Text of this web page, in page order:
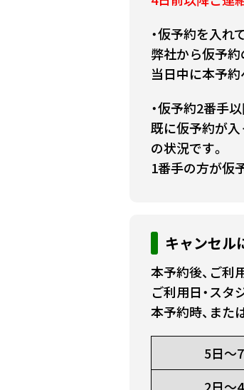
・仮予約を入
弊社から仮予約
当日中に本予約
・仮予約2番手
既に仮予約が入
の状況です。
1番手の方が仮
キャンセル
本予約後、ご利
ご利用日・スタ
本予約時、また
5日～
2日～